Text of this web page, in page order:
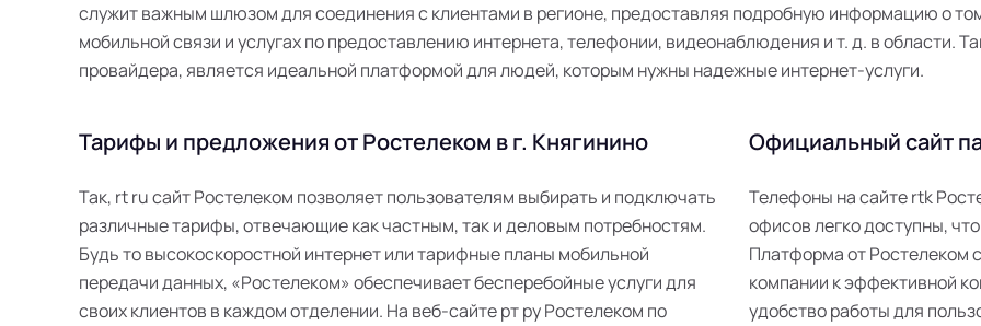
служит важным шлюзом для соединения с клиентами в регионе, предоставляя подробную информацию о
мобильной связи и услугах по предоставлению интернета, телефонии, видеонаблюдения и т. д. в области.
провайдера, является идеальной платформой для людей, которым нужны надежные интернет-услуги.
Тарифы и предложения от Ростелеком в г. Княгинино
Так, rt ru сайт Ростелеком позволяет пользователям выбирать и подключать
различные тарифы, отвечающие как частным, так и деловым потребностям.
Будь то высокоскоростной интернет или тарифные планы мобильной
передачи данных, «Ростелеком» обеспечивает бесперебойные услуги для
своих клиентов в каждом отделении. На веб-сайте рт ру Ростелеком по
Официальный сайт
Телефоны на сайте rtk
офисов легко доступны,
Платформа от Ростелеком
компании к эффективной
удобство работы для